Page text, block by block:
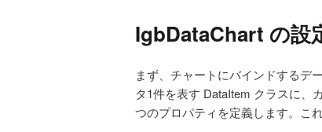
IgbDataChart の設
まず、チャートにバインドするデ
タ1件を表す DataItem クラスに、
つのプロパティを定義します。こ